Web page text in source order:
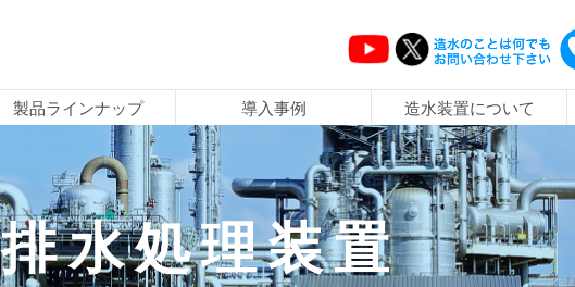
ごあいさつ 会社概要・沿革・アクセス
品質方針
3Eプロジェクト 水をデザインする
エース・コア 誰にでも使える装置
製品ラインナップ
海水淡水化装置 MF・UF装置 災害対策用浄水器
含塩水脱塩造水装置 排水処理装置
導入事例
海外導入事例 日本国内導入事例
造水装置について
造水装置の選び方 淡水化の原理について
水中の不純物について
お問い合わせ よくある質問
プライバシーポリシー
採用情報 社員の声
エントリーシート
排水処理装置